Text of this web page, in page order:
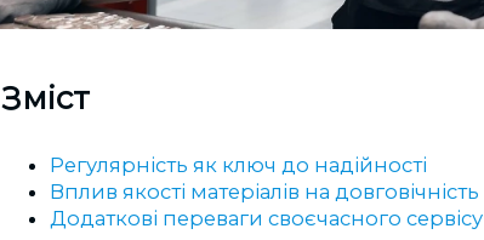
Зміст
Регулярність як ключ до надійності
Вплив якості матеріалів на довговічність
Додаткові переваги своєчасного сервісу